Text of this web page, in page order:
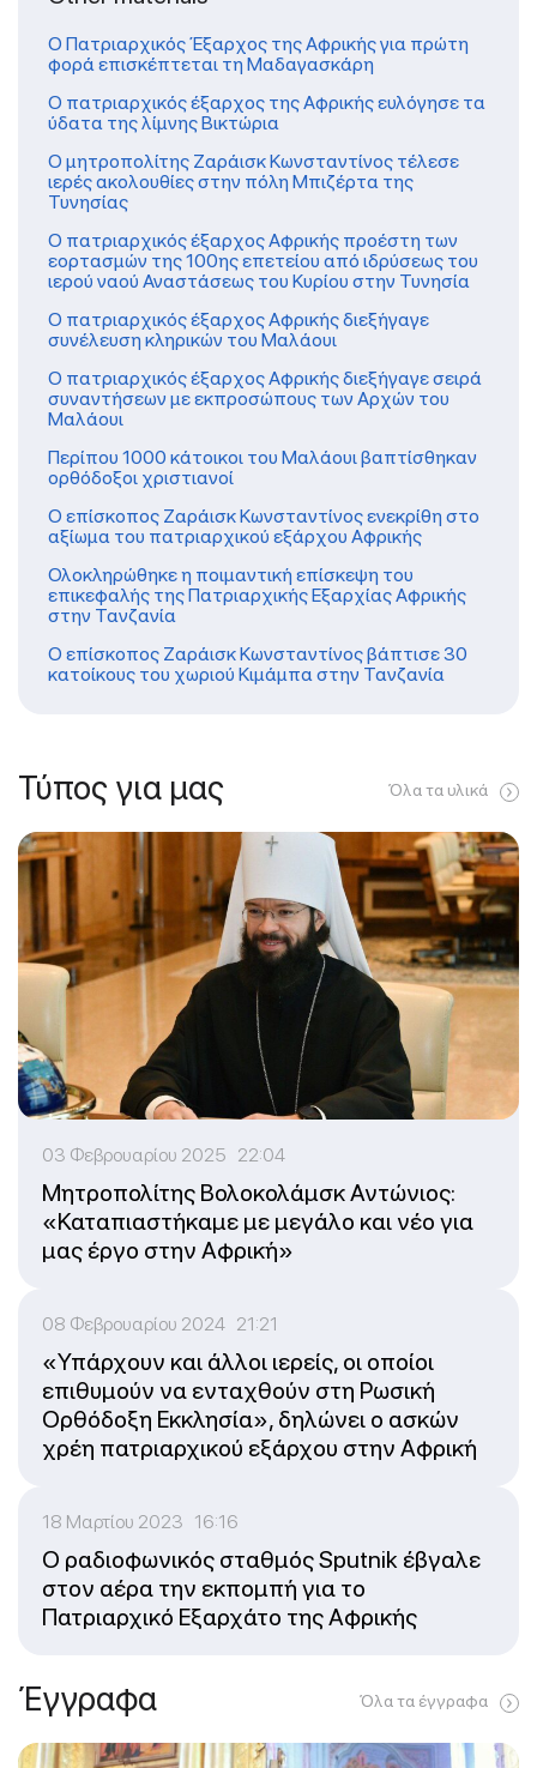
Ο Πατριαρχικός Έξαρχος της Αφρικής για πρώτη
φορά επισκέπτεται τη Μαδαγασκάρη
Ο πατριαρχικός έξαρχος της Αφρικής ευλόγησε τα
ύδατα της λίμνης Βικτώρια
Ο μητροπολίτης Ζαράισκ Κωνσταντίνος τέλεσε
ιερές ακολουθίες στην πόλη Μπιζέρτα της
Τυνησίας
Ο πατριαρχικός έξαρχος Αφρικής προέστη των
εορτασμών της 100ης επετείου από ιδρύσεως του
ιερού ναού Αναστάσεως του Κυρίου στην Τυνησία
Ο πατριαρχικός έξαρχος Αφρικής διεξήγαγε
συνέλευση κληρικών του Μαλάουι
O πατριαρχικός έξαρχος Αφρικής διεξήγαγε σειρά
συναντήσεων με εκπροσώπους των Αρχών του
Μαλάουι
Περίπου 1000 κάτοικοι του Μαλάουι βαπτίσθηκαν
ορθόδοξοι χριστιανοί
Ο επίσκοπος Ζαράισκ Κωνσταντίνος ενεκρίθη στο
αξίωμα του πατριαρχικού εξάρχου Αφρικής
Ολοκληρώθηκε η ποιμαντική επίσκεψη του
επικεφαλής της Πατριαρχικής Εξαρχίας Αφρικής
στην Τανζανία
Ο επίσκοπος Ζαράισκ Κωνσταντίνος βάπτισε 30
κατοίκους του χωριού Κιμάμπα στην Τανζανία
Τύπος για μας Όλα τα υλικά
03 Φεβρουαρίου 2025 22:04
Μητροπολίτης Βολοκολάμσκ Αντώνιος:
«Καταπιαστήκαμε με μεγάλο και νέο για
μας έργο στην Αφρική»
08 Φεβρουαρίου 2024 21:21
«Υπάρχουν και άλλοι ιερείς, οι οποίοι
επιθυμούν να ενταχθούν στη Ρωσική
Ορθόδοξη Εκκλησία», δηλώνει ο ασκών
χρέη πατριαρχικού εξάρχου στην Αφρική
18 Μαρτίου 2023 16:16
Ο ραδιοφωνικός σταθμός Sputnik έβγαλε
στον αέρα την εκπομπή για το
Πατριαρχικό Εξαρχάτο της Αφρικής
Έγγραφα Όλα τα έγγραφα